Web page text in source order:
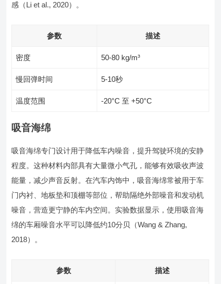
感（Li et al., 2020）。
参数 描述
密度 50-80 kg/m³
慢回弹时间 5-10秒
温度范围 -20°C 至 +50°C
吸音海绵
吸音海绵专门设计用于降低车内噪音，提升驾驶环境的安静
程度。这种材料内部具有大量微小气孔，能够有效吸收声波
能量，减少声音反射。在汽车内饰中，吸音海绵常被用于车
门内衬、地板垫和顶棚等部位，帮助隔绝外部噪音和发动机
噪音，营造更宁静的车内空间。实验数据显示，使用吸音海
绵的车厢噪音水平可以降低约10分贝（Wang & Zhang,
2018）。
参数 描述